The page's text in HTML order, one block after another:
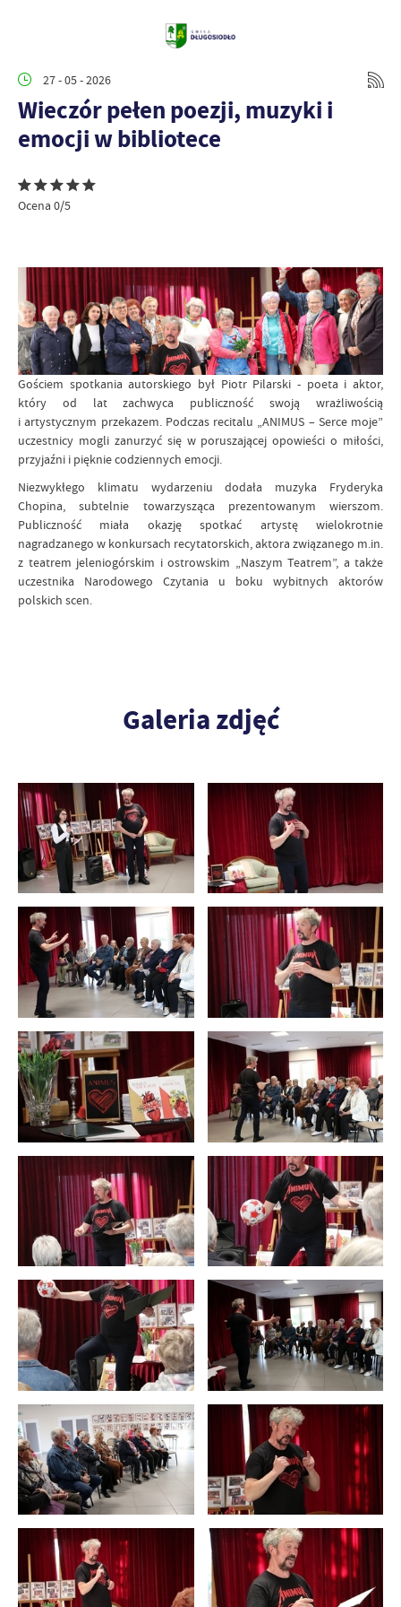
27 - 05 - 2026
Wieczór pełen poezji, muzyki i
emocji w bibliotece
Ocena 0/5
Gościem spotkania autorskiego był Piotr Pilarski - poeta i aktor,
który od lat zachwyca publiczność swoją wrażliwością
i artystycznym przekazem. Podczas recitalu „ANIMUS – Serce moje”
uczestnicy mogli zanurzyć się w poruszającej opowieści o miłości,
przyjaźni i pięknie codziennych emocji.
Niezwykłego klimatu wydarzeniu dodała muzyka Fryderyka
Chopina, subtelnie towarzysząca prezentowanym wierszom.
Publiczność miała okazję spotkać artystę wielokrotnie
nagradzanego w konkursach recytatorskich, aktora związanego m.in.
z teatrem jeleniogórskim i ostrowskim „Naszym Teatrem”, a także
uczestnika Narodowego Czytania u boku wybitnych aktorów
polskich scen.
Galeria zdjęć